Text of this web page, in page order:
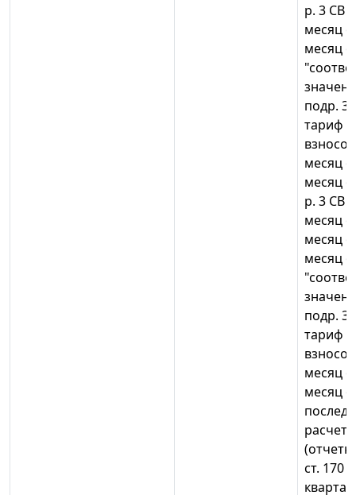
р. 3 СВ
месяц
месяц
подр.
тариф
месяц
месяц
р. 3 СВ
месяц
месяц
месяц
подр.
тариф
месяц
месяц
ст. 170